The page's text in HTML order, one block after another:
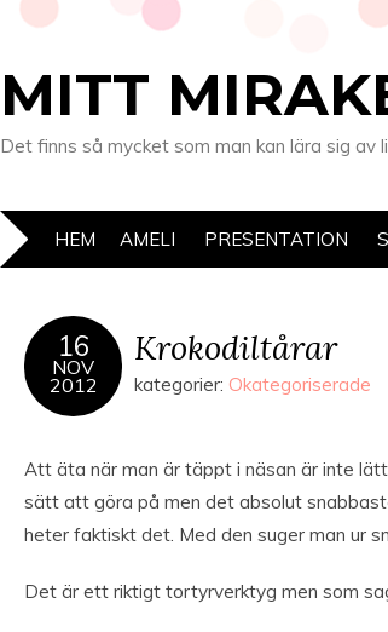
MITT
Det finns så mycket som man kan lära sig av
HEM AMELI PRESENTATION
16
NOV
2012
Krokodiltårar
kategorier: Okategoriserade
Att äta när man är täppt i näsan är inte
sätt att göra på men det absolut
heter faktiskt det. Med den suger man ur
Det är ett riktigt tortyrverktyg men som